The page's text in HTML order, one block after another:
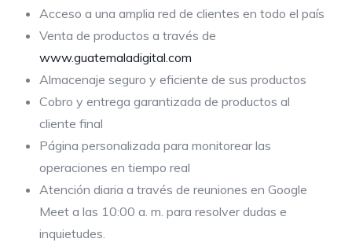
Acceso a una amplia red de clientes en todo el país
Venta de productos a través de
www.guatemaladigital.com
Almacenaje seguro y eficiente de sus productos
Cobro y entrega garantizada de productos al
cliente final
Página personalizada para monitorear las
operaciones en tiempo real
Atención diaria a través de reuniones en Google
Meet a las 10:00 a. m. para resolver dudas e
inquietudes.